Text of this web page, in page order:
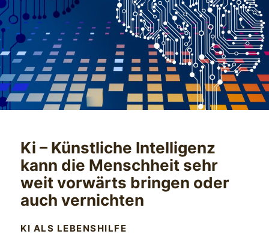
Ki – Künstliche Intelligenz
kann die Menschheit sehr
weit vorwärts bringen oder
auch vernichten
KI ALS LEBENSHILFE